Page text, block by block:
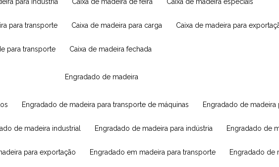
para transporte caixa de madeira para carga caixa de madeira para
para transporte caixa de madeira fechada
engradado de madeira
engradado de madeira para transporte de máquinas engradado de madeira
de madeira industrial engradado de madeira para indústria engradado de
para exportação engradado em madeira para transporte engradado de